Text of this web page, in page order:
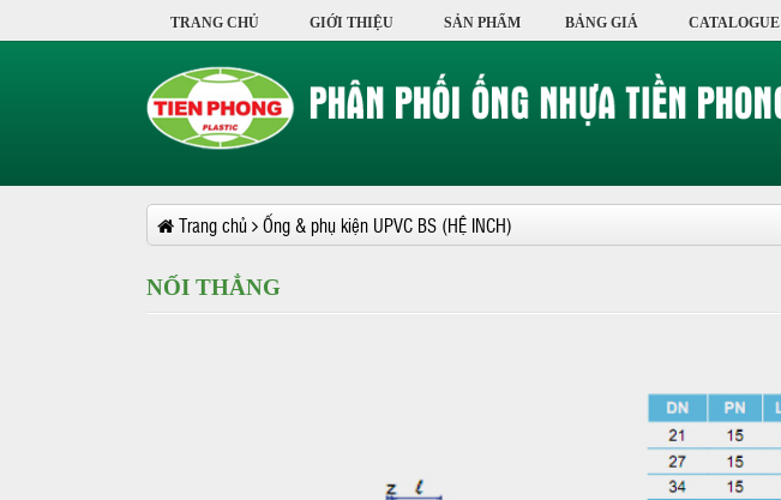
TRANG CHỦ GIỚI THIỆU SẢN PHẨM BẢNG GIÁ CATALOGUE
Trang chủ Ống & phụ kiện UPVC BS (HỆ INCH)
NỐI THẲNG